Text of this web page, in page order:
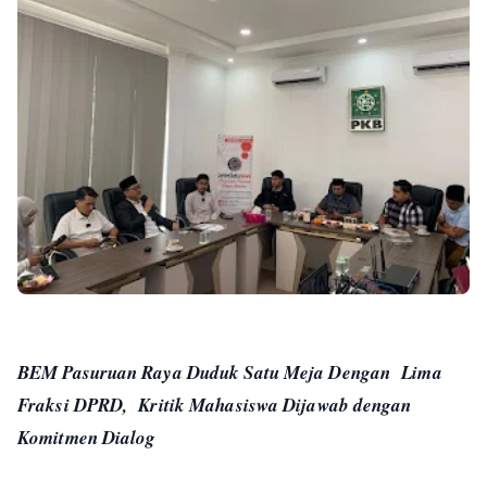
BEM Pasuruan Raya Duduk Satu Meja Dengan Lima
Fraksi DPRD, Kritik Mahasiswa Dijawab dengan
Komitmen Dialog